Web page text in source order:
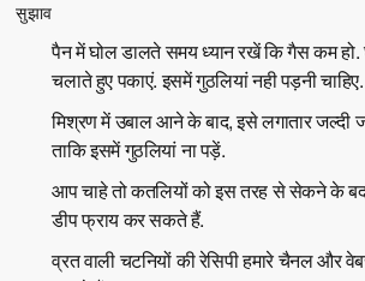
सुझाव
पैन में घोल डालते समय ध्यान रखें कि गैस कम हो.
चलाते हुए पकाएं. इसमें गुठलियां नही पड़नी चाहिए.
मिश्रण में उबाल आने के बाद, इसे लगातार जल्दी
ताकि इसमें गुठलियां ना पड़ें.
आप चाहे तो कतलियों को इस तरह से सेकने के
डीप फ्राय कर सकते हैं.
व्रत वाली चटनियों की रेसिपी हमारे चैनल और